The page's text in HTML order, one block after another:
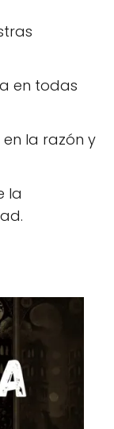
en todas
la razón y
la